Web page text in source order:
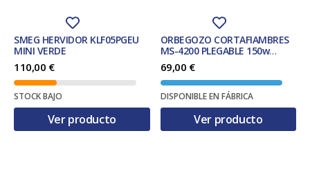
SMEG HERVIDOR KLF05PGEU
MINI VERDE
110,00 €
STOCK BAJO
Ver producto
ORBEGOZO CORTAFIAMBRES
MS-4200 PLEGABLE 150w
BLANCA
69,00 €
DISPONIBLE EN FÁBRICA
Ver producto